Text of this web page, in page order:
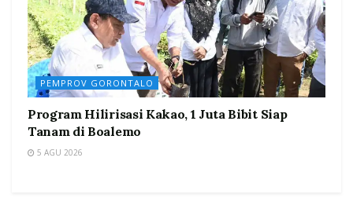
PEMPROV GORONTALO
Program Hilirisasi Kakao, 1 Juta Bibit Siap
Tanam di Boalemo
5 AGU 2026